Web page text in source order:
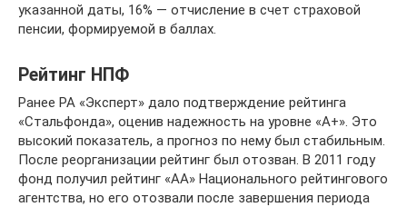
указанной даты, 16% — отчисление в счет страховой
пенсии, формируемой в баллах.
Рейтинг НПФ
Ранее РА «Эксперт» дало подтверждение рейтинга
«Стальфонда», оценив надежность на уровне «А+». Это
высокий показатель, а прогноз по нему был стабильным.
После реорганизации рейтинг был отозван. В 2011 году
фонд получил рейтинг «АА» Национального рейтингового
агентства, но его отозвали после завершения периода